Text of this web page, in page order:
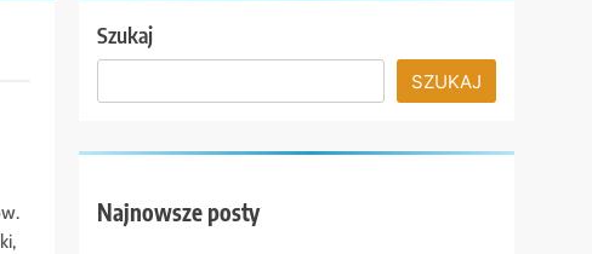
Szukaj
SZUKAJ
Najnowsze posty